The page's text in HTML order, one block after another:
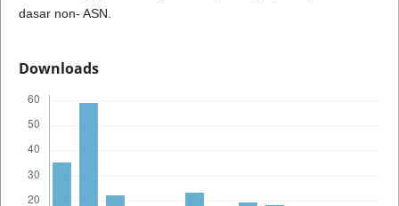
dasar non- ASN.
Downloads